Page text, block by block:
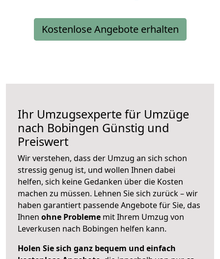
Kostenlose Angebote erhalten
Ihr Umzugsexperte für Umzüge
nach Bobingen Günstig und
Preiswert
Wir verstehen, dass der Umzug an sich schon
stressig genug ist, und wollen Ihnen dabei
helfen, sich keine Gedanken über die Kosten
machen zu müssen. Lehnen Sie sich zurück – wir
haben garantiert passende Angebote für Sie, das
Ihnen ohne Probleme mit Ihrem Umzug von
Leverkusen nach Bobingen helfen kann.
Holen Sie sich ganz bequem und einfach